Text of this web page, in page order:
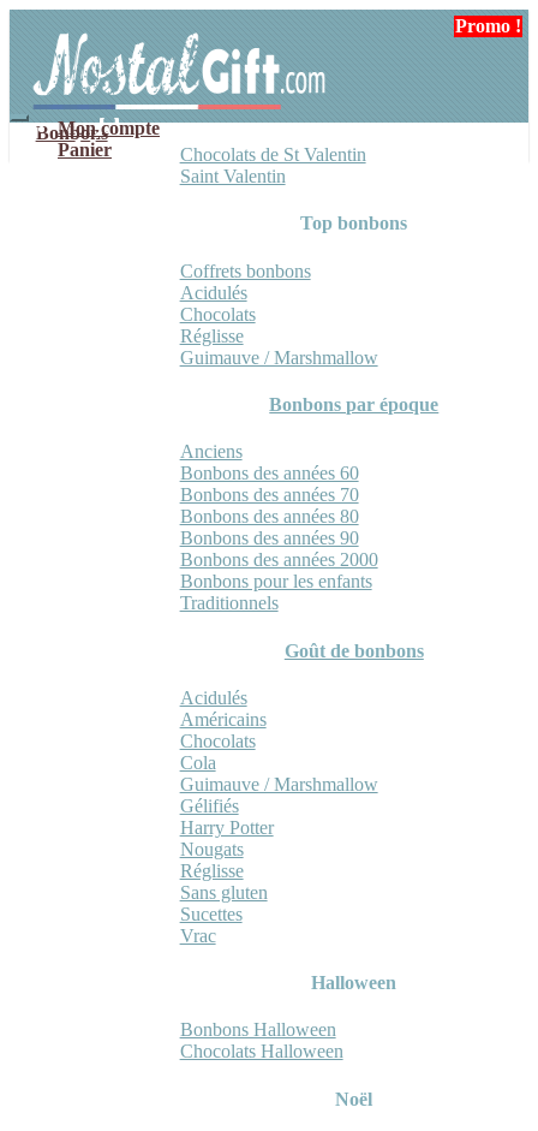
navigation
contenu
Mon compte
Panier
Bonbons
Chocolats de St Valentin
Saint Valentin
Top bonbons
Coffrets bonbons
Acidulés
Chocolats
Réglisse
Guimauve / Marshmallow
Bonbons par époque
Anciens
Bonbons des années 60
Bonbons des années 70
Bonbons des années 80
Bonbons des années 90
Bonbons des années 2000
Bonbons pour les enfants
Traditionnels
Goût de bonbons
Acidulés
Américains
Chocolats
Cola
Guimauve / Marshmallow
Gélifiés
Harry Potter
Nougats
Réglisse
Sans gluten
Sucettes
Vrac
Halloween
Bonbons Halloween
Chocolats Halloween
Noël
Promo !
Promo !
Promo !
Promo !
Promo !